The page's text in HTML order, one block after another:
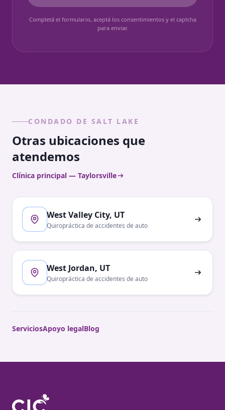
Completá el formulario, aceptá los consentimientos y el captcha
para enviar.
CONDADO DE SALT LAKE
Otras ubicaciones que
atendemos
Clínica principal — Taylorsville
West Valley City, UT
Quiropráctica de accidentes de auto
West Jordan, UT
Quiropráctica de accidentes de auto
ServiciosApoyo legalBlog